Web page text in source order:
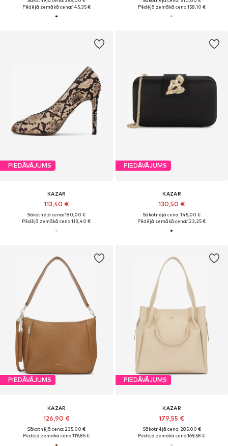
Pēdējā zemākā cena:145,35 €
Pēdējā zemākā cena:158,10 €
PIEDĀVĀJUMS
KAZAR
113,40 €
Sākotnējā cena: 180,00 €
Pēdējā zemākā cena:113,40 €
PIEDĀVĀJUMS
KAZAR
130,50 €
Sākotnējā cena: 145,00 €
Pēdējā zemākā cena:123,25 €
PIEDĀVĀJUMS
KAZAR
126,90 €
Sākotnējā cena: 235,00 €
Pēdējā zemākā cena:119,85 €
PIEDĀVĀJUMS
KAZAR
179,55 €
Sākotnējā cena: 285,00 €
Pēdējā zemākā cena:169,58 €